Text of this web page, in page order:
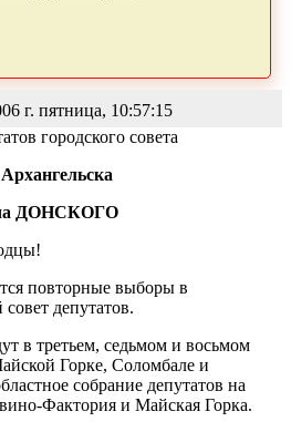
г. пятница, 10:57:15
городского совета
ДОНСКОГО
повторные выборы в
депутатов.
в третьем, седьмом и восьмом
Горке, Соломбале и
собрание депутатов на
Фактория и Майская Горка.